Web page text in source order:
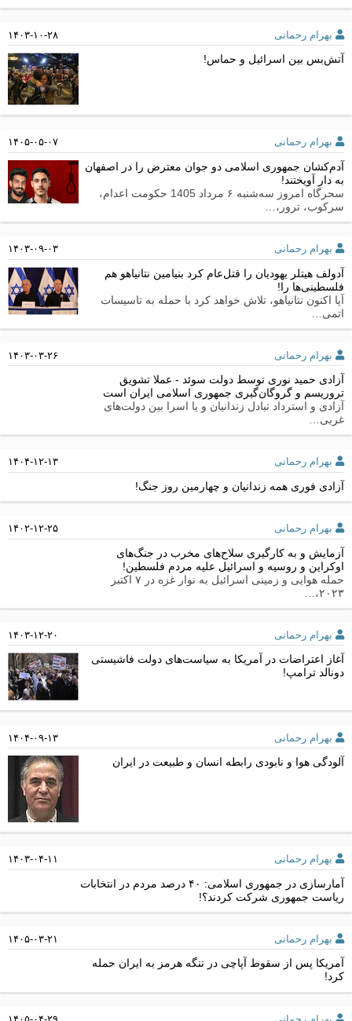
بهرام رحمانی ۱۴۰۳-۱۰-۲۸
آتش‌بس بین اسرائیل و حماس!
بهرام رحمانی ۱۴۰۵-۰۵-۰۷
آدم‌کشان جمهوری اسلامی دو جوان معترض را در اصفهان
به دار آویختند!
سحرگاه امروز سه‌شنبه ۶ مرداد 1405 حکومت اعدام،
سرکوب، ترور،…
بهرام رحمانی ۱۴۰۳-۰۹-۰۳
آدولف هیتلر یهودیان را قتل‌عام کرد بنیامین نتانیاهو هم
فلسطینی‌ها را!
آیا اکنون نتانیاهو، تلاش خواهد کرد با حمله به تاسیسات
اتمی…
بهرام رحمانی ۱۴۰۳-۰۳-۲۶
آزادی حمید نوری توسط دولت سوئد - عملا تشویق
تروریسم و گروگان‌گیری جمهوری اسلامی ایران است
آزادی و استرداد تبادل زندانیان و یا اسرا بین دولت‌های
غربی…
بهرام رحمانی ۱۴۰۴-۱۲-۱۳
آزادی فوری همه زندانیان و چهارمین روز جنگ!
بهرام رحمانی ۱۴۰۲-۱۲-۲۵
آزمایش و به کارگیری سلاح‌های مخرب در جنگ‌های
اوکراین و روسیه و اسرائیل علیه مردم فلسطین!
حمله هوایی و زمینی اسرائیل به نوار غزه در ۷ اکتبر
۲۰۲۳،…
بهرام رحمانی ۱۴۰۳-۱۲-۲۰
آغاز اعتراضات در آمریکا به سیاست‌های دولت فاشیستی
دونالد ترامپ!
بهرام رحمانی ۱۴۰۴-۰۹-۱۳
آلودگی هوا و نابودی رابطه انسان و طبیعت در ایران
بهرام رحمانی ۱۴۰۳-۰۴-۱۱
آمارسازی در جمهوری اسلامی: ۴۰ درصد مردم در انتخابات
ریاست جمهوری شرکت کردند؟!
بهرام رحمانی ۱۴۰۵-۰۳-۲۱
آمریکا پس از سقوط آپاچی در تنگه هرمز به ایران حمله
کرد!